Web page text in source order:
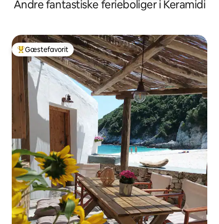
Andre fantastiske ferieboliger i Keramidi
Bedste gæstefavorit
Gæstefavorit